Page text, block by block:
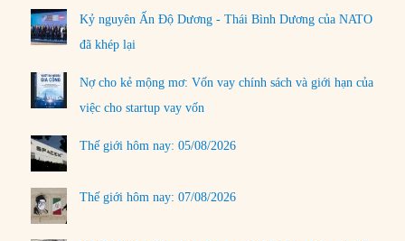
Kỷ nguyên Ấn Độ Dương - Thái Bình Dương của NATO
đã khép lại
Nợ cho kẻ mộng mơ: Vốn vay chính sách và giới hạn của
việc cho startup vay vốn
Thế giới hôm nay: 05/08/2026
Thế giới hôm nay: 07/08/2026